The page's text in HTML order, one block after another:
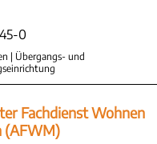
0
| Übergangs- und
Fachdienst Wohnen
(AFWM)